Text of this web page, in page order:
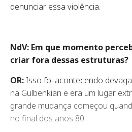
denunciar essa violência.
NdV: Em que momento
criar fora dessas estruturas?
OR:Isso foi acontecendo
na Gulbenkian e era um lugar
grande mudança começou
no final dos anos 80.